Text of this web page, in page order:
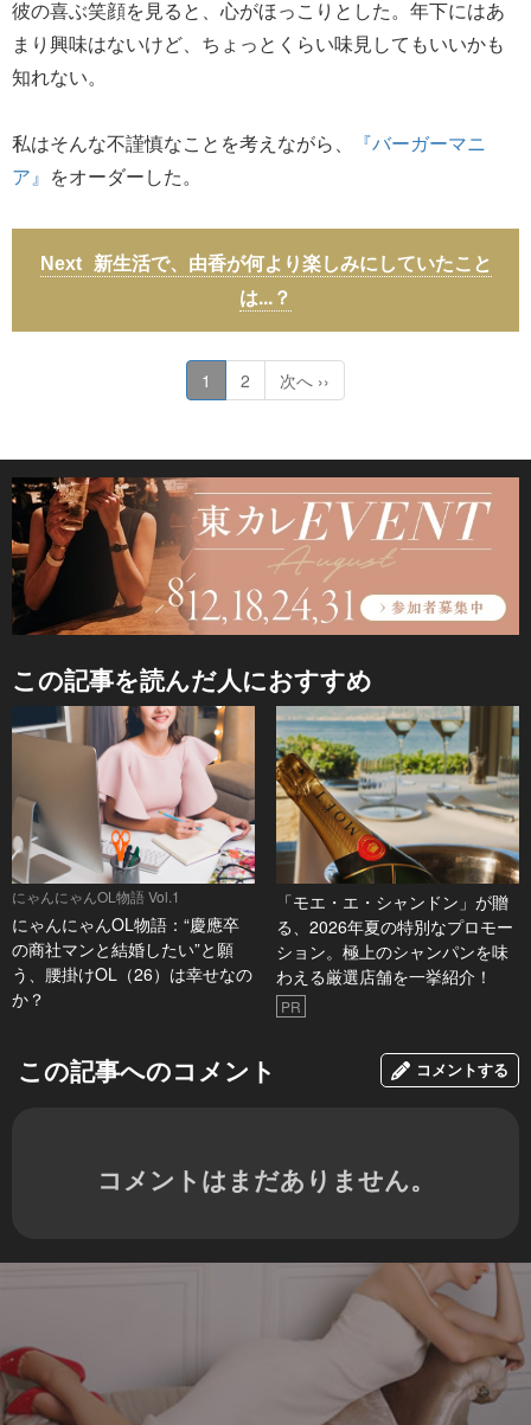
彼の喜ぶ笑顔を見ると、心がほっこりとした。年下にはあ
まり興味はないけど、ちょっとくらい味見してもいいかも
知れない。
私はそんな不謹慎なことを考えながら、
『バーガーマニ
ア』 をオーダーした。
新生活で、由香が何より楽しみにしていたこと
は...？
1 2 次へ ››
この記事を読んだ人におすすめ
にゃんにゃんOL物語 Vol.1
にゃんにゃんOL物語：“慶應卒
の商社マンと結婚したい”と願
う、腰掛けOL（26）は幸せなの
か？
「モエ・エ・シャンドン」が贈
る、2026年夏の特別なプロモー
ション。極上のシャンパンを味
わえる厳選店舗を一挙紹介！
PR
この記事へのコメント コメントする
コメントはまだありません。